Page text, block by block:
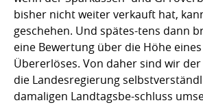
bisher nicht weiter verkauft hat,
geschehen. Und spätes-tens dann
eine Bewertung über die Höhe
Übererlöses. Von daher sind wir
die Landesregierung
damaligen Landtagsbe-schluss